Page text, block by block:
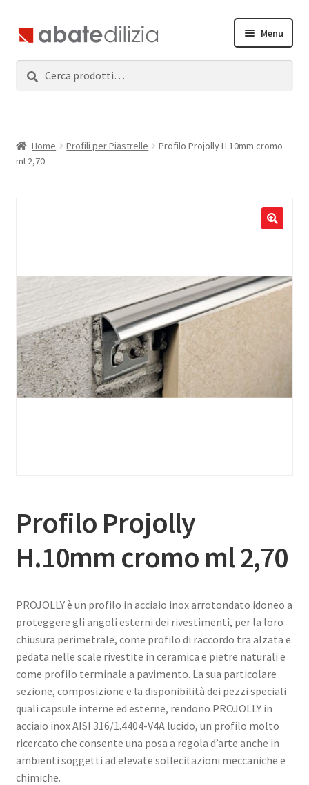
Vai
alla
navigazione
Vai
al
contenuto
Menu
child
Servizi
Registrati
Home Profili per Piastrelle
Profilo Projolly H.10mm cromo
ml 2,70
Profilo Projolly
H.10mm cromo ml 2,70
PROJOLLY è un profilo in acciaio inox arrotondato idoneo a
proteggere gli angoli esterni dei rivestimenti, per la loro
chiusura perimetrale, come profilo di raccordo tra alzata e
pedata nelle scale rivestite in ceramica e pietre naturali e
come profilo terminale a pavimento. La sua particolare
sezione, composizione e la disponibilità dei pezzi speciali
quali capsule interne ed esterne, rendono PROJOLLY in
acciaio inox AISI 316/1.4404-V4A lucido, un profilo molto
ricercato che consente una posa a regola d’arte anche in
ambienti soggetti ad elevate sollecitazioni meccaniche e
chimiche.